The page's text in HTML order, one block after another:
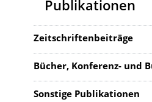
Publikationen
Zeitschriftenbeiträge
Bücher, Konferenz- und
Sonstige Publikationen